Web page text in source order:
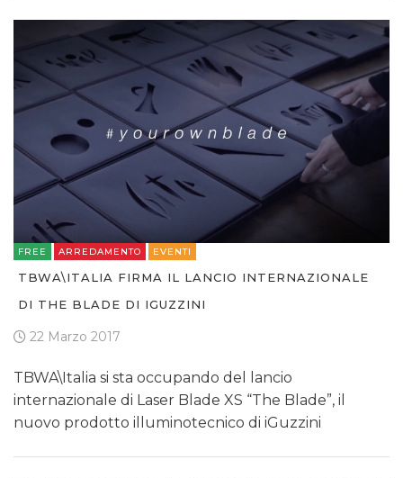
FREE ARREDAMENTO EVENTI
TBWA\ITALIA FIRMA IL LANCIO INTERNAZIONALE
DI THE BLADE DI IGUZZINI
22 Marzo 2017
TBWA\Italia si sta occupando del lancio
internazionale di Laser Blade XS “The Blade”, il
nuovo prodotto illuminotecnico di iGuzzini